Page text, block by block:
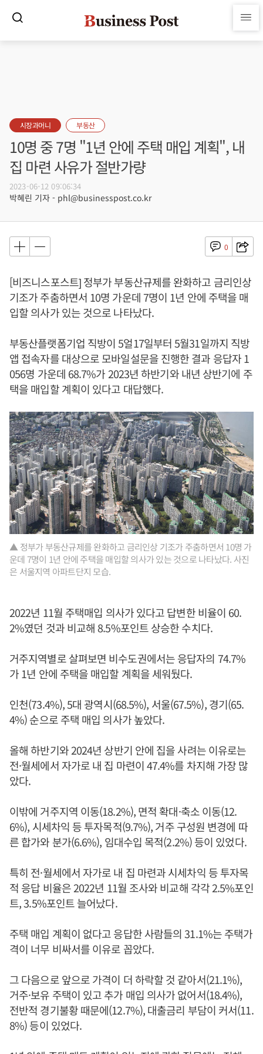
시장과머니 부동산
10명 중 7명 "1년 안에 주택 매입 계획", 내
집 마련 사유가 절반가량
2023-06-12 09:06:34
박혜린 기자 - phl@businesspost.co.kr
0
[비즈니스포스트] 정부가 부동산규제를 완화하고 금리인상
기조가 주춤하면서 10명 가운데 7명이 1년 안에 주택을 매
입할 의사가 있는 것으로 나타났다.
부동산플랫폼기업 직방이 5얼17일부터 5월31일까지 직방
앱 접속자를 대상으로 모바일설문을 진행한 결과 응답자 1
056명 가운데 68.7%가 2023년 하반기와 내년 상반기에 주
택을 매입할 계획이 있다고 대답했다.
▲ 정부가 부동산규제를 완화하고 금리인상 기조가 주춤하면서 10명 가
운데 7명이 1년 안에 주택을 매입할 의사가 있는 것으로 나타났다. 사진
은 서울지역 아파트단지 모습.
2022년 11월 주택매입 의사가 있다고 답변한 비율이 60.
2%였던 것과 비교해 8.5%포인트 상승한 수치다.
거주지역별로 살펴보면 비수도권에서는 응답자의 74.7%
가 1년 안에 주택을 매입할 계획을 세워뒀다.
인천(73.4%), 5대 광역시(68.5%), 서울(67.5%), 경기(65.
4%) 순으로 주택 매입 의사가 높았다.
올해 하반기와 2024년 상반기 안에 집을 사려는 이유로는
전·월세에서 자가로 내 집 마련이 47.4%를 차지해 가장 많
았다.
이밖에 거주지역 이동(18.2%), 면적 확대·축소 이동(12.
6%), 시세차익 등 투자목적(9.7%), 거주 구성원 변경에 따
른 합가와 분가(6.6%), 임대수입 목적(2.2%) 등이 있었다.
특히 전·월세에서 자가로 내 집 마련과 시세차익 등 투자목
적 응답 비율은 2022년 11월 조사와 비교해 각각 2.5%포인
트, 3.5%포인트 늘어났다.
주택 매입 계획이 없다고 응답한 사람들의 31.1%는 주택가
격이 너무 비싸서를 이유로 꼽았다.
그 다음으로 앞으로 가격이 더 하락할 것 같아서(21.1%),
거주·보유 주택이 있고 추가 매입 의사가 없어서(18.4%),
전반적 경기불황 때문에(12.7%), 대출금리 부담이 커서(11.
8%) 등이 있었다.